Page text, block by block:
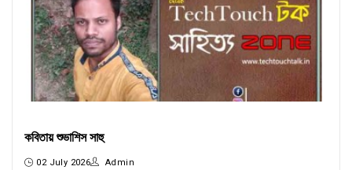
কবিতায় শুভাশিস সাহু
02 July 2026
Admin